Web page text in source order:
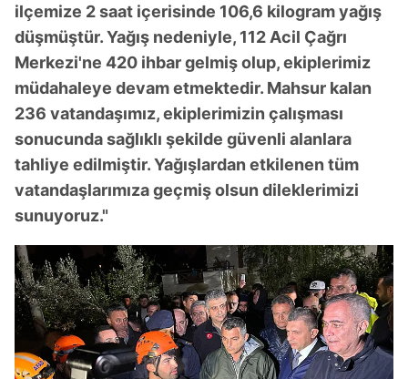
ilçemize 2 saat içerisinde 106,6 kilogram yağış
düşmüştür. Yağış nedeniyle, 112 Acil Çağrı
Merkezi'ne 420 ihbar gelmiş olup, ekiplerimiz
müdahaleye devam etmektedir. Mahsur kalan
236 vatandaşımız, ekiplerimizin çalışması
sonucunda sağlıklı şekilde güvenli alanlara
tahliye edilmiştir. Yağışlardan etkilenen tüm
vatandaşlarımıza geçmiş olsun dileklerimizi
sunuyoruz."